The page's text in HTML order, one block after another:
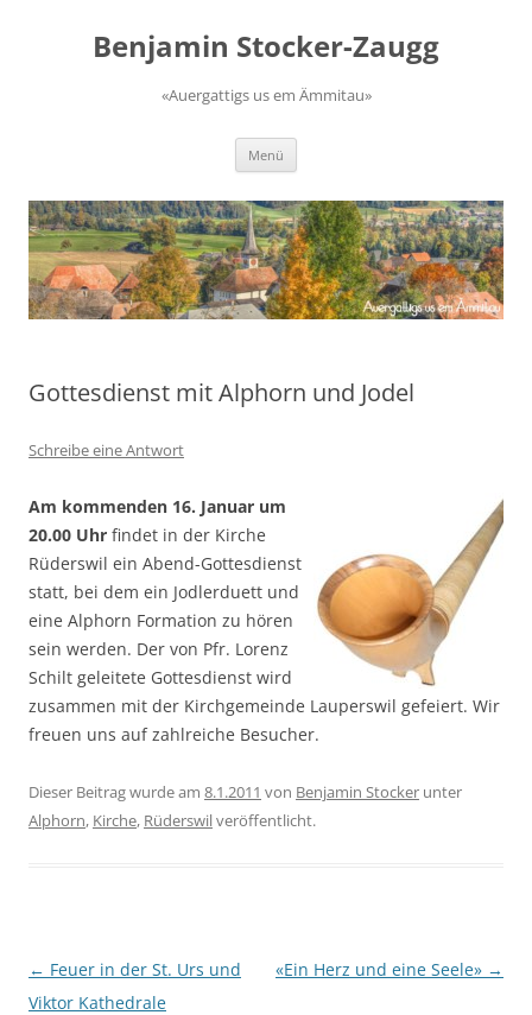
springenBenjamin Stocker-Zaugg
«Auergattigs us em Ämmitau»
Menü
Gottesdienst mit Alphorn und Jodel
Schreibe eine Antwort
Am kommenden 16. Januar um
20.00 Uhr findet in der Kirche
Rüderswil ein Abend-Gottesdienst
statt, bei dem ein Jodlerduett und
eine Alphorn Formation zu hören
sein werden. Der von Pfr. Lorenz
Schilt geleitete Gottesdienst wird
zusammen mit der Kirchgemeinde Lauperswil gefeiert. Wir
freuen uns auf zahlreiche Besucher.
Dieser Beitrag wurde am 8.1.2011 von Benjamin Stocker unter
Alphorn, Kirche, Rüderswilveröffentlicht.
Beitragsnavigation
← Feuer in der St. Urs und
Viktor Kathedrale
«Ein Herz und eine Seele» →